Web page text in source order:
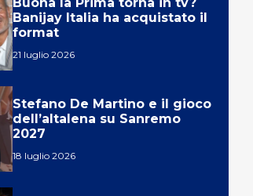
Banijay Italia ha acquistato il
format
21 luglio 2026
Stefano De Martino e il gioco
dell’altalena su Sanremo
2027
18 luglio 2026